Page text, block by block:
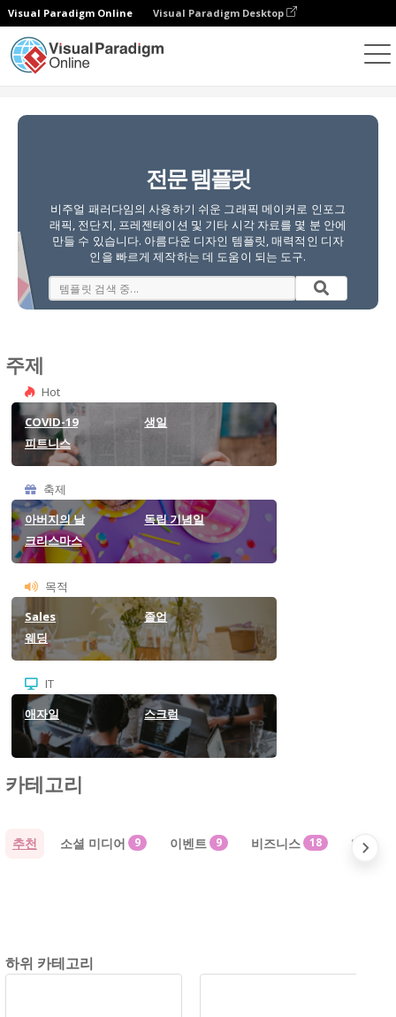
Visual Paradigm Online Visual Paradigm Desktop
전문 템플릿
비주얼 패러다임의 사용하기 쉬운 그래픽 메이커로 인포그
래픽, 전단지, 프레젠테이션 및 기타 시각 자료를 몇 분 안에
만들 수 있습니다. 아름다운 디자인 템플릿, 매력적인 디자
인을 빠르게 제작하는 데 도움이 되는 도구.
주제
Hot
COVID-19
생일
피트니스
축제
아버지의 날
독립 기념일
크리스마스
목적
Sales
졸업
웨딩
IT
애자일
스크럼
카테고리
추천 소셜 미디어 9 이벤트 9 비즈니스 18 마케팅
하위 카테고리